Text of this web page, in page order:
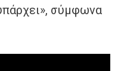
σύμφωνα